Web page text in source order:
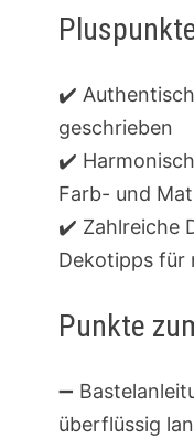
✔️
geschrieben
✔️
Farb- und
✔️ Zahlreiche
Dekotipps für
Punkte
➖
überflüssig